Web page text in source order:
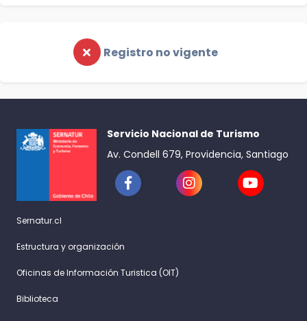
Registro no vigente
Servicio Nacional de Turismo
Av. Condell 679, Providencia, Santiago
Sernatur.cl
Estructura y organización
Oficinas de Información Turistica (OIT)
Biblioteca